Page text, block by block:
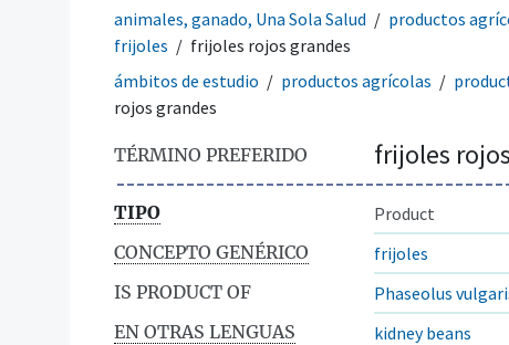
animales, ganado, Una Sola Salud
productos
frijoles
frijoles rojos grandes
ámbitos de estudio
productos agrícolas
rojos grandes
TÉRMINO PREFERIDO frijoles
TIPO
Product
CONCEPTO GENÉRICO
frijoles
IS PRODUCT OF
Phaseolus
EN OTRAS LENGUAS
kidney beans